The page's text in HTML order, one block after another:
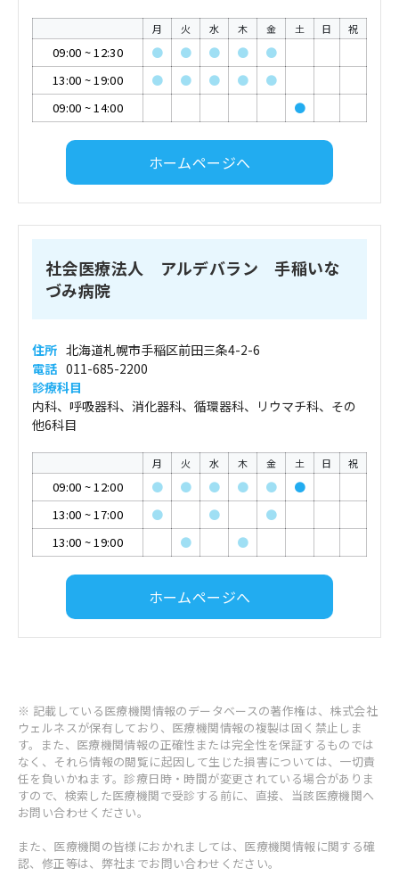
月 火 水 木 金 土 日 祝
09:00 ~12:30 ● ● ● ●
●
13:00 ~19:00 ● ● ● ●
●
09:00 ~14:00 ●
ホームページへ
社会医療法人 アルデバラン 手稲いな
づみ病院
住所 北海道札幌市手稲区前田三条4-2-6
電話 011-685-2200
診療科目
内科、呼吸器科、消化器科、循環器科、リウマチ科、その
他6科目
月 火 水 木 金 土 日 祝
09:00 ~12:00 ● ● ● ● ●
●
13:00 ~17:00 ● ●
●
13:00 ~19:00 ● ●
ホームページへ
※ 記載している医療機関情報のデータベースの著作権は、株式会社
ウェルネスが保有しており、医療機関情報の複製は固く禁止しま
す。また、医療機関情報の正確性または完全性を保証するものでは
なく、それら情報の閲覧に起因して生じた損害については、一切責
任を負いかねます。診療日時・時間が変更されている場合がありま
すので、検索した医療機関で受診する前に、直接、当該医療機関へ
お問い合わせください。
また、医療機関の皆様におかれましては、医療機関情報に関する確
認、修正等は、弊社までお問い合わせください。